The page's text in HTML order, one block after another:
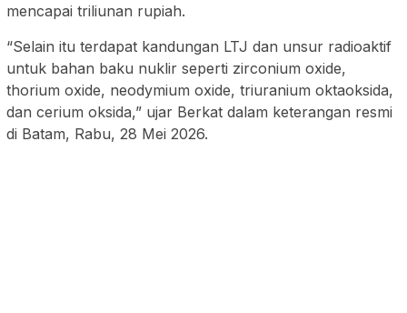
mencapai triliunan rupiah.
“Selain itu terdapat kandungan LTJ dan unsur radioaktif
untuk bahan baku nuklir seperti zirconium oxide,
thorium oxide, neodymium oxide, triuranium oktaoksida,
dan cerium oksida,” ujar Berkat dalam keterangan resmi
di Batam, Rabu, 28 Mei 2026.